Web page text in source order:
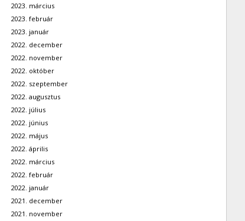
2023. március
2023. február
2023. január
2022. december
2022. november
2022. október
2022. szeptember
2022. augusztus
2022. július
2022. június
2022. május
2022. április
2022. március
2022. február
2022. január
2021. december
2021. november